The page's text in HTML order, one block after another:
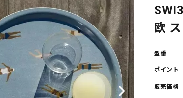
OUTLET / アウトレット
欧
型番
ポイント
販売価格